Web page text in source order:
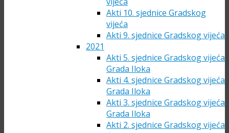
Akti 10. sjednice Gradskog
vijeća
Akti 9. sjednice Gradskog vijeća
2021
Akti 5. sjednice Gradskog vijeća
Grada Iloka
Akti 4. sjednice Gradskog vijeća
Grada Iloka
Akti 3. sjednice Gradskog vijeća
Grada Iloka
Akti 2. sjednice Gradskog vijeća